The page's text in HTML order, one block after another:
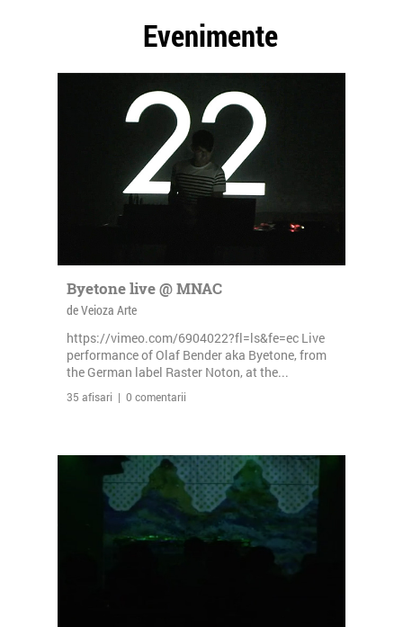
Evenimente
Byetone live @ MNAC
de Veioza Arte
https://vimeo.com/6904022?fl=ls&fe=ec Live
performance of Olaf Bender aka Byetone, from
the German label Raster Noton, at the...
35 afisari | 0 comentarii